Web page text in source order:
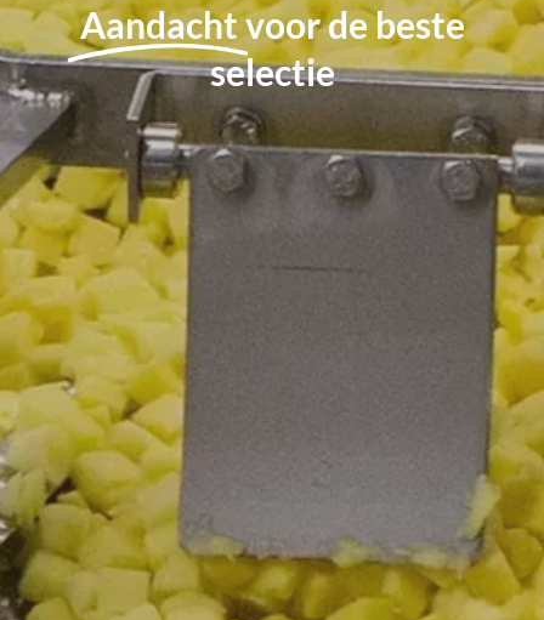
Aandachtvoor de beste
selectie